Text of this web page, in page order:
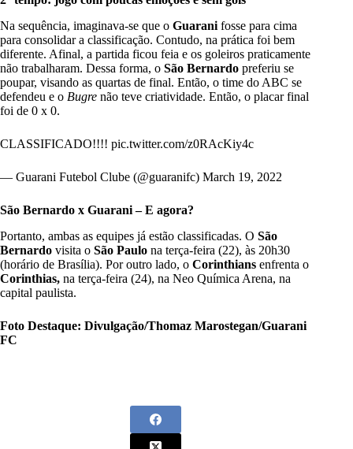
Na sequência, imaginava-se que o Guarani fosse para cima
para consolidar a classificação. Contudo, na prática foi bem
diferente. Afinal, a partida ficou feia e os goleiros praticamente
não trabalharam. Dessa forma, o São Bernardo preferiu se
poupar, visando as quartas de final. Então, o time do ABC se
defendeu e o Bugre não teve criatividade. Então, o placar final
foi de 0 x 0.
CLASSIFICADO!!!! pic.twitter.com/z0RAcKiy4c
— Guarani Futebol Clube (@guaranifc) March 19, 2022
São Bernardo x Guarani – E agora?
Portanto, ambas as equipes já estão classificadas. O São
Bernardo visita o São Paulo na terça-feira (22), às 20h30
(horário de Brasília). Por outro lado, o Corinthians enfrenta o
Corinthias, na terça-feira (24), na Neo Química Arena, na
capital paulista.
Foto Destaque: Divulgação/Thomaz Marostegan/Guarani
FC